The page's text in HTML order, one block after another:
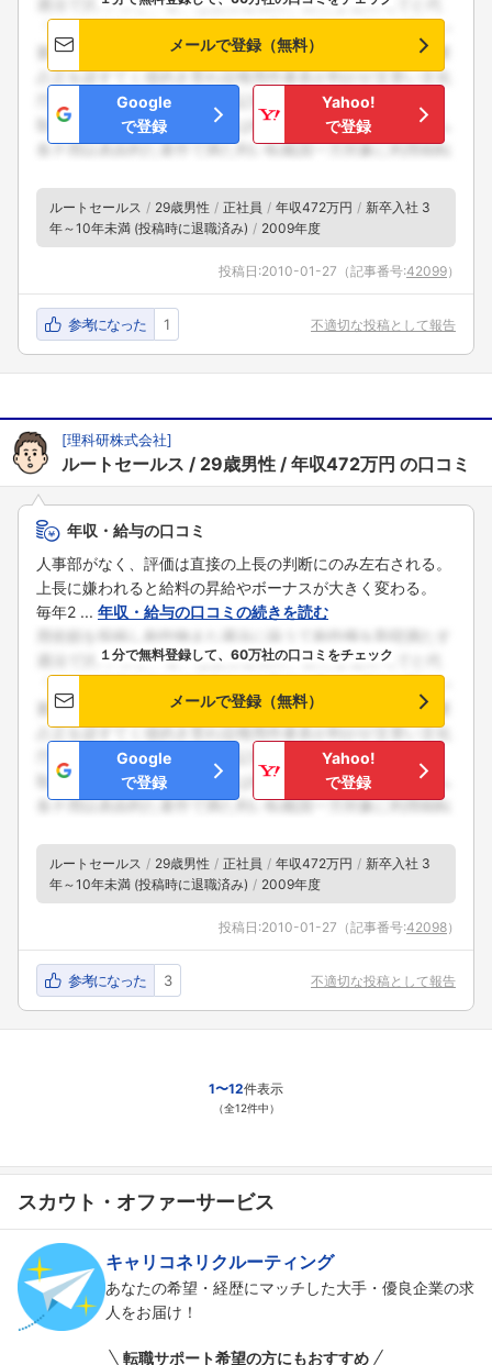
メールで登録（無料）
Google
で登録
Yahoo!
で登録
ルートセールス 29歳男性 正社員 年収472万円
新卒入社 3
年～10年未満 (投稿時に退職済み)
2009年度
投稿日:2010-01-27 （記事番号:42099）
参考になった 1 不適切な投稿として報告
[理科研株式会社]
ルートセールス 29歳男性 年収472万円 の口コミ
年収・給与の口コミ
人事部がなく、評価は直接の上長の判断にのみ左右される。
上長に嫌われると給料の昇給やボーナスが大きく変わる。
毎年2 ... 年収・給与の口コミの続きを読む
１分で無料登録して、60万社の口コミをチェック
メールで登録（無料）
Google
で登録
Yahoo!
で登録
ルートセールス 29歳男性 正社員 年収472万円
新卒入社 3
年～10年未満 (投稿時に退職済み)
2009年度
投稿日:2010-01-27 （記事番号:42098）
参考になった 3 不適切な投稿として報告
1〜12件表示
（全12件中）
スカウト・オファーサービス
キャリコネリクルーティング
あなたの希望・経歴にマッチした大手・優良企業の求
人をお届け！
転職サポート希望の方にもおすすめ